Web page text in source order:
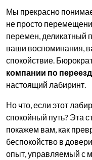
Мы прекрасно
не просто
перемен, деликатный
ваши воспоминания,
спокойствие.
компании по
настоящий лабиринт.
Но что, если этот
спокойный путь? Эта
покажем вам, как
беспокойство в
опыт, управляемый с